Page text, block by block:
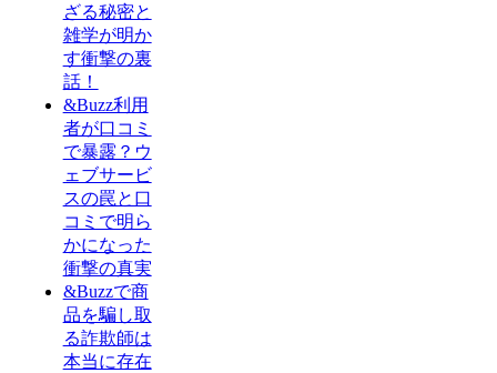
ざる秘密と
雑学が明か
す衝撃の裏
話！
&Buzz利用
者が口コミ
で暴露？ウ
ェブサービ
スの罠と口
コミで明ら
かになった
衝撃の真実
&Buzzで商
品を騙し取
る詐欺師は
本当に存在